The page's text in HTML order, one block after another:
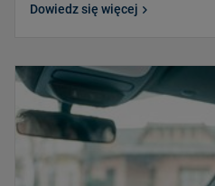
Dowiedz się więcej